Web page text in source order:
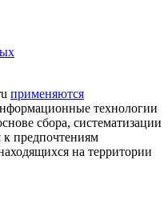
применяются
технологии
сбора, систематизации
к предпочтениям
на территории